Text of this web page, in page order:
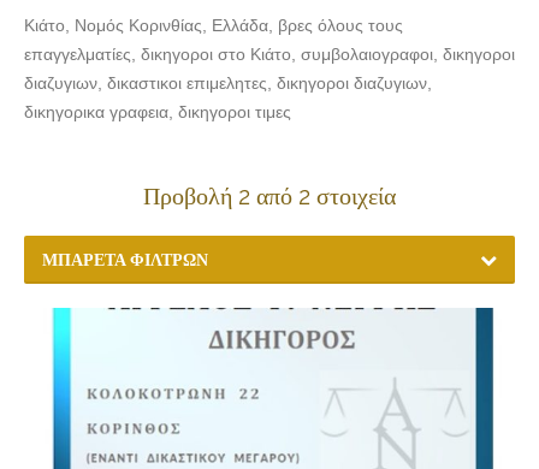
Κιάτο, Νομός Κορινθίας, Ελλάδα, βρες όλους τους
επαγγελματίες, δικηγοροι στo Κιάτο, συμβολαιογραφοι, δικηγοροι
διαζυγιων, δικαστικοι επιμελητες, δικηγοροι διαζυγιων,
δικηγορικα γραφεια, δικηγοροι τιμες
Προβολή 2 από 2 στοιχεία
ΜΠΑΡΈΤΑ ΦΊΛΤΡΩΝ